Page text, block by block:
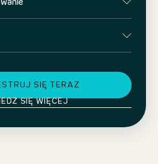
SIĘ TERAZ
SIĘ WIĘCEJ